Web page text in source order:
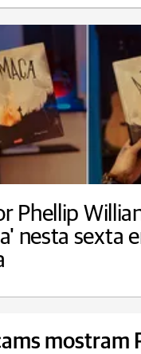
Phellip
nesta sexta
mostram